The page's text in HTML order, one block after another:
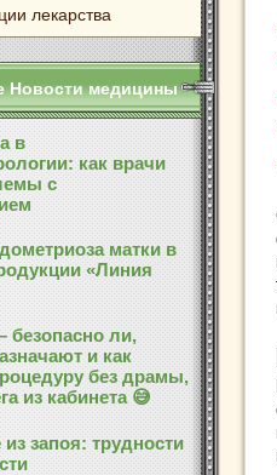
лекарства
Новости медицины
в
как врачи
с
матки в
«Линия
безопасно ли,
и как
без драмы,
из кабинета 😅
запоя: трудности